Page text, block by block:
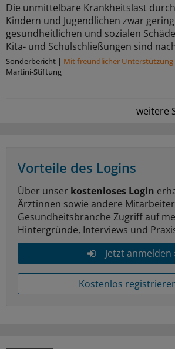
Die unmittelbare Krankheitslast durch
Kindern und Jugendlichen zwar
gesundheitlichen und sozialen
Kita- und Schulschließungen sind
Sonderbericht | Mit freundlicher Unterstützung
Martini-Stiftung
weitere
Vorteile des Logins
Über unser kostenloses Login
Ärztinnen sowie andere
Gesundheitsbranche Zugriff auf
Hintergründe, Interviews und
Jetzt anmelden
Kostenlos